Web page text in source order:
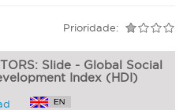
Prioridade:
Slide - Global Social
Index (HDI)